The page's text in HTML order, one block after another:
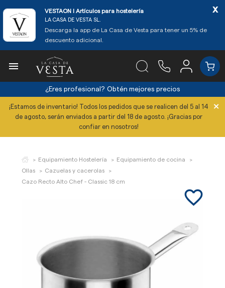
VESTAON l Artículos para hostelería
LA CASA DE VESTA SL.
Descarga la app de La Casa de Vesta para tener un 5% de
descuento adicional.
x

¿Eres profesional? Obtén mejores precios
¡Estamos de inventario! Todos los pedidos que se realicen del 5 al 14
de agosto, serán enviados a partir del 18 de agosto. ¡Gracias por
confiar en nosotros!
×
Equipamiento Hostelería
Equipamiento de cocina
Ollas
Cazuelas y cacerolas
Cazo Recto Alto Chef - Classic 18 cm
favorite_border